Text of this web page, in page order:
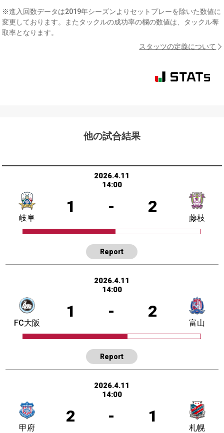
※進入回数データは2019年シーズンよりセットプレーを除いた数値に
変更しております。またタックルの成功率の欄の数値は、タックル奪
取率となります。
スタッツの定義について
他の試合結果
2026.4.11
14:00
1 - 2
岐阜 藤枝
Report
2026.4.11
14:00
1 - 2
FC大阪 富山
Report
2026.4.11
14:00
2 - 1
甲府 札幌